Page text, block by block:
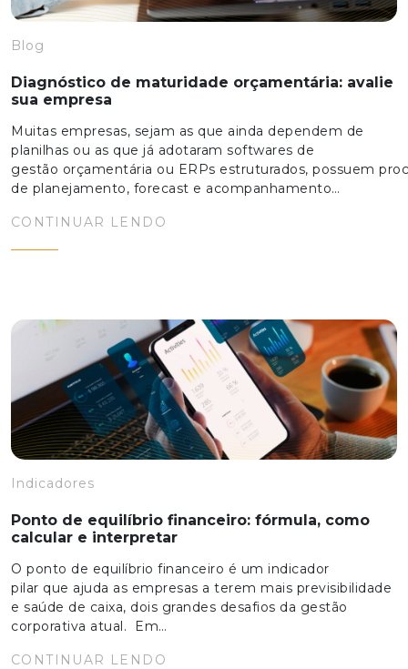
Blog
Diagnóstico de maturidade orçamentária: avalie
sua empresa
Muitas empresas, sejam as que ainda dependem de
planilhas ou as que já adotaram softwares de
gestão orçamentária ou ERPs estruturados, possuem
de planejamento, forecast e acompanhamento…
CONTINUAR LENDO
Indicadores
Ponto de equilíbrio financeiro: fórmula, como
calcular e interpretar
O ponto de equilíbrio financeiro é um indicador
pilar que ajuda as empresas a terem mais previsibilidade
e saúde de caixa, dois grandes desafios da gestão
corporativa atual. Em…
CONTINUAR LENDO